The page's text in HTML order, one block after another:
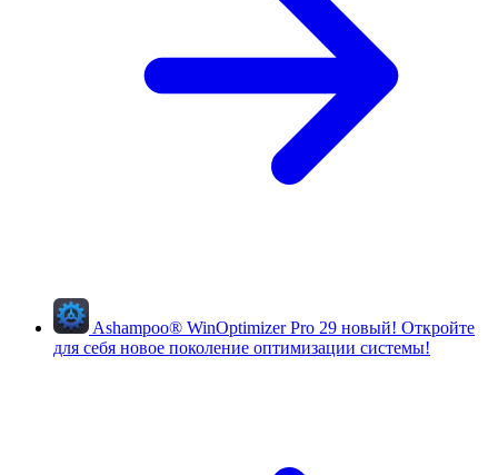
Ashampoo® WinOptimizer Pro 29 новый! Откройте
для себя новое поколение оптимизации системы!